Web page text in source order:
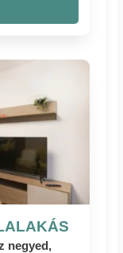
negyed,